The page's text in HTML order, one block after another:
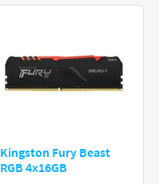
Kingston Fury Beast
RGB 4x16GB